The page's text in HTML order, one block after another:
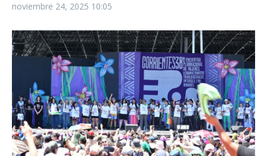
noviembre 24, 2025 10:05